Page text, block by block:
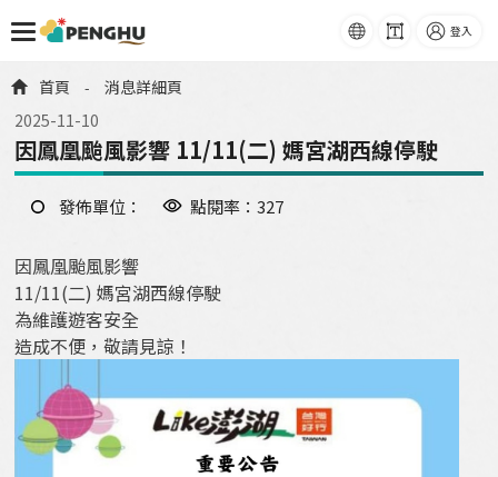
語系 字級 登入
首頁 -
消息詳細頁
2025-11-10
因鳳凰颱風影響 11/11(二) 媽宮湖西線停駛
發佈單位： 點閱率：327
因鳳凰颱風影響
11/11(二) 媽宮湖西線停駛
為維護遊客安全
造成不便，敬請見諒！